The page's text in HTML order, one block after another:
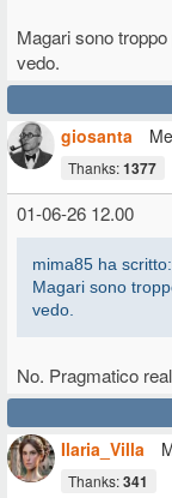
Magari sono
vedo.
giosanta
Thanks:1377
01-06-26 12.00
mima85 ha scritto:
Magari sono
vedo.
No. Pragmatico
Ilaria_Villa
Thanks:341